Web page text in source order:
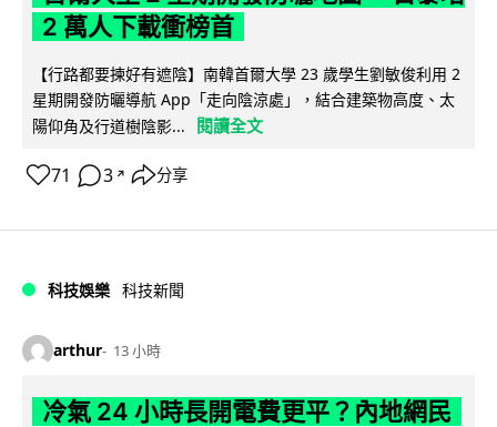
2 萬人下載衝榜首
【行路都要揀好有遮陰】南韓首爾大學 23 歲學生劉敏俊利用 2
星期開發防曬導航 App「走向陰涼處」，結合建築物高度、太
陽仰角及行道樹陰影...
閱讀全文
71 3 ↗ 分享
科技娛樂 科技新聞
arthur 13 小時
冷氣 24 小時長開電費更平？內地網民